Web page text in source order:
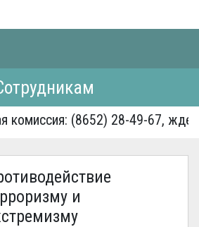
комиссия: (8652) 28-49-67, ждем
и